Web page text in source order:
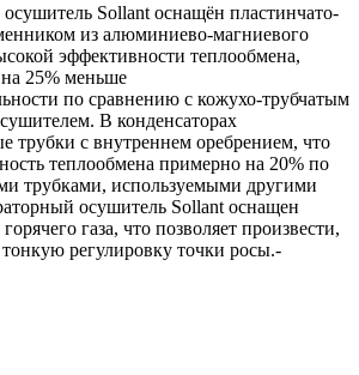
Sollant оснащён пластинчато-
из алюминиево-магниевого
эффективности теплообмена,
25% меньше
по сравнению с кожухо-трубчатым
В конденсаторах
трубки с внутреннем оребрением, что
теплообмена примерно на 20% по
трубками, используемыми другими
осушитель Sollant оснащен
газа, что позволяет произвести,
регулировку точки росы.-